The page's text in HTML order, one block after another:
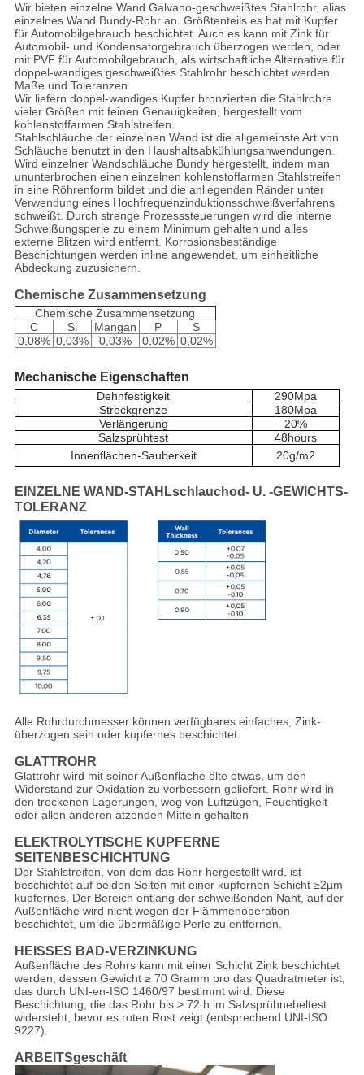
Wir bieten einzelne Wand Galvano-geschweißtes Stahlrohr, alias
einzelnes Wand Bundy-Rohr an. Größtenteils es hat mit Kupfer
für Automobilgebrauch beschichtet. Auch es kann mit Zink für
Automobil- und Kondensatorgebrauch überzogen werden, oder
mit PVF für Automobilgebrauch, als wirtschaftliche Alternative für
doppel-wandiges geschweißtes Stahlrohr beschichtet werden.
Maße und Toleranzen
Wir liefern doppel-wandiges Kupfer bronzierten die Stahlrohre
vieler Größen mit feinen Genauigkeiten, hergestellt vom
kohlenstoffarmen Stahlstreifen.
Stahlschläuche der einzelnen Wand ist die allgemeinste Art von
Schläuche benutzt in den Haushaltsabkühlungsanwendungen.
Wird einzelner Wandschläuche Bundy hergestellt, indem man
ununterbrochen einen einzelnen kohlenstoffarmen Stahlstreifen
in eine Röhrenform bildet und die anliegenden Ränder unter
Verwendung eines Hochfrequenzinduktionsschweißverfahrens
schweißt. Durch strenge Prozesssteuerungen wird die interne
Schweißungsperle zu einem Minimum gehalten und alles
externe Blitzen wird entfernt. Korrosionsbeständige
Beschichtungen werden inline angewendet, um einheitliche
Abdeckung zuzusichern.
Chemische Zusammensetzung
Chemische Zusammensetzung
C
Si Mangan P
S
0,08% 0,03% 0,03% 0,02% 0,02%
Mechanische Eigenschaften
Dehnfestigkeit
290Mpa
Streckgrenze
180Mpa
Verlängerung
20%
Salzsprühtest
48hours
Innenflächen-Sauberkeit
20g/m2
EINZELNE WAND-STAHLschlauchod- U. -GEWICHTS-
TOLERANZ
Alle Rohrdurchmesser können verfügbares einfaches, Zink-
überzogen sein oder kupfernes beschichtet.
GLATTROHR
Glattrohr wird mit seiner Außenfläche ölte etwas, um den
Widerstand zur Oxidation zu verbessern geliefert. Rohr wird in
den trockenen Lagerungen, weg von Luftzügen, Feuchtigkeit
oder allen anderen ätzenden Mitteln gehalten
ELEKTROLYTISCHE KUPFERNE
SEITENBESCHICHTUNG
Der Stahlstreifen, von dem das Rohr hergestellt wird, ist
beschichtet auf beiden Seiten mit einer kupfernen Schicht ≥2µm
kupfernes. Der Bereich entlang der schweißenden Naht, auf der
Außenfläche wird nicht wegen der Flämmenoperation
beschichtet, um die übermäßige Perle zu entfernen.
HEISSES BAD-VERZINKUNG
Außenfläche des Rohrs kann mit einer Schicht Zink beschichtet
werden, dessen Gewicht ≥ 70 Gramm pro das Quadratmeter ist,
das durch UNI-en-ISO 1460/97 bestimmt wird. Diese
Beschichtung, die das Rohr bis > 72 h im Salzsprühnebeltest
widersteht, bevor es roten Rost zeigt (entsprechend UNI-ISO
9227).
ARBEITSgeschäft